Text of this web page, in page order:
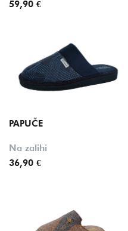
59,90 €
PAPUČE
Na zalihi
36,90 €